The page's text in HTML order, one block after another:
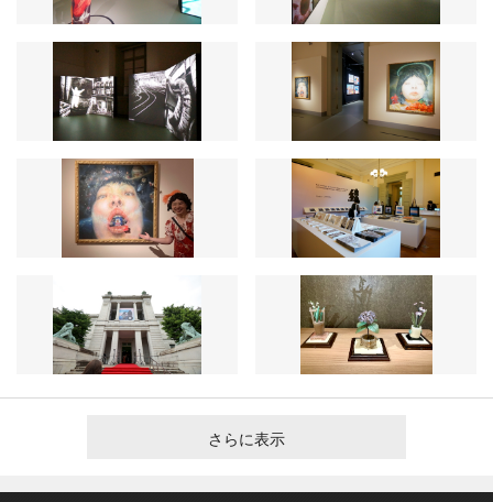
さらに表示